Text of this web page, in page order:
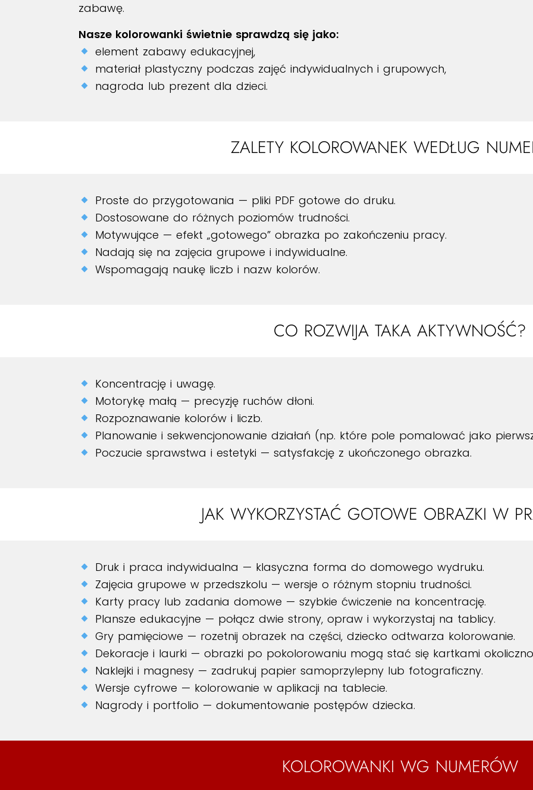
zabawę.
Nasze kolorowanki świetnie sprawdzą się jako:
element zabawy edukacyjnej,
materiał plastyczny podczas zajęć indywidualnych i grupowych,
nagroda lub prezent dla dzieci.
ZALETY KOLOROWANEK WEDŁUG
Proste do przygotowania — pliki PDF gotowe do druku.
Dostosowane do różnych poziomów trudności.
Motywujące — efekt „gotowego” obrazka po zakończeniu pracy.
Nadają się na zajęcia grupowe i indywidualne.
Wspomagają naukę liczb i nazw kolorów.
CO ROZWIJA TAKA AKTYWNOŚĆ?
Koncentrację i uwagę.
Motorykę małą — precyzję ruchów dłoni.
Rozpoznawanie kolorów i liczb.
Planowanie i sekwencjonowanie działań (np. które pole pomalować jako
Poczucie sprawstwa i estetyki — satysfakcję z ukończonego obrazka.
JAK WYKORZYSTAĆ GOTOWE OBRAZKI W
Druk i praca indywidualna — klasyczna forma do domowego wydruku.
Zajęcia grupowe w przedszkolu — wersje o różnym stopniu trudności.
Karty pracy lub zadania domowe — szybkie ćwiczenie na koncentrację.
Plansze edukacyjne — połącz dwie strony, opraw i wykorzystaj na tablicy.
Gry pamięciowe — rozetnij obrazek na części, dziecko odtwarza kolorowanie.
Dekoracje i laurki — obrazki po pokolorowaniu mogą stać się kartkami
Naklejki i magnesy — zadrukuj papier samoprzylepny lub fotograficzny.
Wersje cyfrowe — kolorowanie w aplikacji na tablecie.
Nagrody i portfolio — dokumentowanie postępów dziecka.
KOLOROWANKI WG NUMERÓW